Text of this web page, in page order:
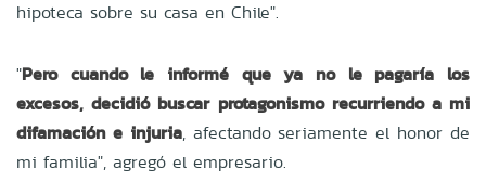
hipoteca sobre su casa en Chile".
"Pero cuando le informé que ya no le pagaría los
excesos, decidió buscar protagonismo recurriendo a mi
difamación e injuria, afectando seriamente el honor de
mi familia", agregó el empresario.